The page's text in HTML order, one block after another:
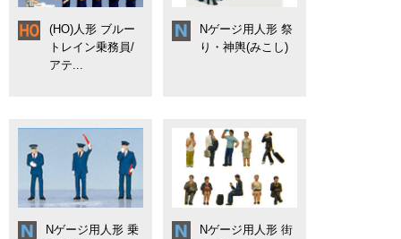
(HO)人形 ブルー
トレイン乗務員/
アテ...
Nゲージ用人形 祭
り・神輿(みこし)
Nゲージ用人形 乗
Nゲージ用人形 街